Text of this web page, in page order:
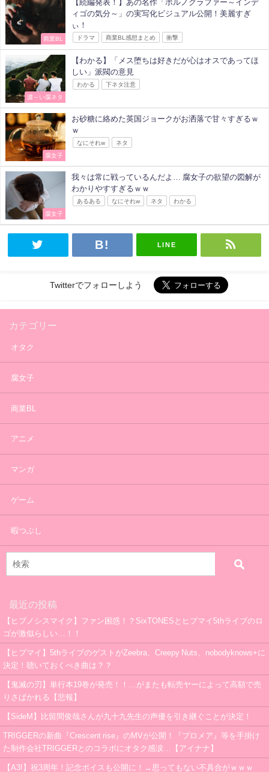
商業BL
【続編発表！】あの名作「ポルノグラファー～インデ
ィゴの気分～」の実写化ビジュアル公開！美麗すぎ
ぃ！
ドラマ 商業BL感想まとめ 衝撃
濃～い腐ネタ
【わかる】「メス堕ちは好きだが心はオスであってほ
しい」派閥の意見
わかる 下ネタ注意
腐女子
お砂糖に絡めた英国ジョークがお洒落で甘々すぎるｗ
ｗ
なにそれw ネタ
腐女子
我々は常に戦っているんだよ… 腐女子の欲望の図解が
わかりやすすぎるｗｗ
あるある なにそれw ネタ わかる
LINE
Twitterでフォローしよう
カテゴリー
オタク
腐女子
商業BL
アニメ
マンガ
ゲーム
暇つぶし
最近の投稿
【ヒプノシスマイク】ファン困惑！？SixTONESとヒプマイ5thライブのロ
ゴが激似らしい…！！
【ヒプマイ】5thライブのゲストがZeebra、Creepy Nuts、nobodyknows+に
決定！聴いておくべき曲は？？
【鬼滅の刃】単行本19巻が発売！！…がまたも転売ヤーによって高額で売
りさばかれる【悲報】
【SideM】比留間俊哉さんが九十九先生の声優を引き継ぐことが決定！
TRIGGERの新曲『Crescent rise』のMVが公開！『プロメア』等を手掛け
た制作会社TRIGGERとのコラボにオタク感涙…【アイナナ】
【A3!】祝3周年！記念ボイスも公開に！→思ってもない不具合がｗｗｗ